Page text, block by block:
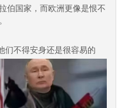
伯国家，而欧洲更像是恨不
们不得安身还是很容易的